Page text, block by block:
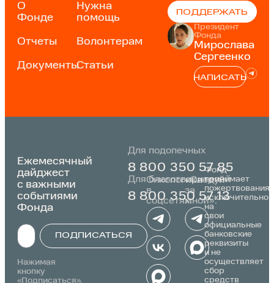
О
Фонде
Отчеты
Документы
Нужна
помощь
Волонтерам
Статьи
ПОДДЕРЖАТЬ
Президент
Фонда
Мирослава
Сергеенко
НАПИСАТЬ
Для подопечных
8 800 350 57 85
Для благотворителей
8 800 350 57 13
Ежемесячный
дайджест
с важными
событиями
Фонда
ПОДПИСАТЬСЯ
Нажимая
кнопку
«Подписаться»,
Онкологика
в
соцсетях:
«Следуй
за
мной»:
Фонд
принимает
пожертвования
исключительно
на
свои
официальные
банковские
реквизиты
и не
осуществляет
сбор
средств